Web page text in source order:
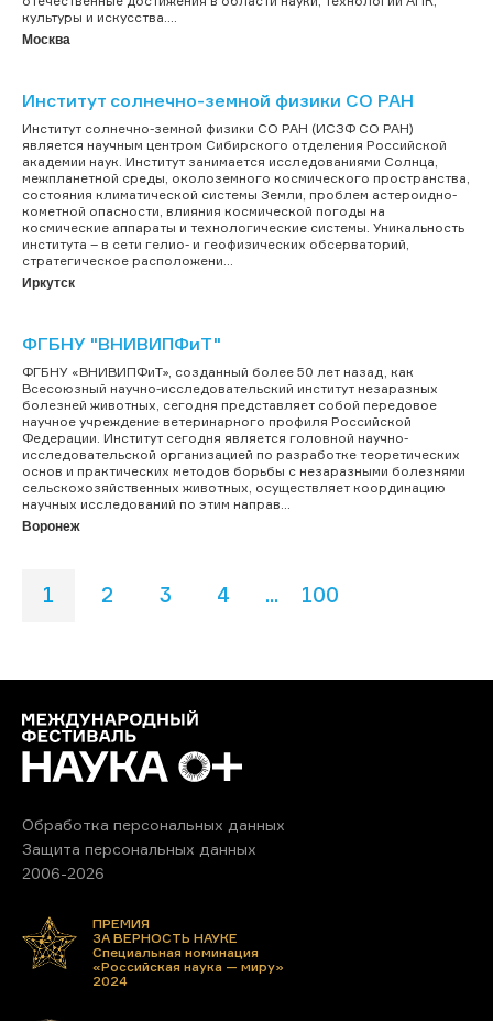
культуры и искусства....
Москва
Институт солнечно-земной физики СО РАН
Институт солнечно-земной физики СО РАН (ИСЗФ СО РАН)
является научным центром Сибирского отделения Российской
академии наук. Институт занимается исследованиями Солнца,
межпланетной среды, околоземного космического пространства,
состояния климатической системы Земли, проблем астероидно-
кометной опасности, влияния космической погоды на
космические аппараты и технологические системы. Уникальность
института – в сети гелио- и геофизических обсерваторий,
стратегическое расположени...
Иркутск
ФГБНУ "ВНИВИПФиТ"
ФГБНУ «ВНИВИПФиТ», созданный более 50 лет назад, как
Всесоюзный научно-исследовательский институт незаразных
болезней животных, сегодня представляет собой передовое
научное учреждение ветеринарного профиля Российской
Федерации. Институт сегодня является головной научно-
исследовательской организацией по разработке теоретических
основ и практических методов борьбы с незаразными болезнями
сельскохозяйственных животных, осуществляет координацию
научных исследований по этим направ...
Воронеж
1 2 3 4 ... 100
Обработка персональных данных
Защита персональных данных
2006-2026
ПРЕМИЯ
ЗА ВЕРНОСТЬ НАУКЕ
Специальная номинация
«Российская наука — миру»
2024